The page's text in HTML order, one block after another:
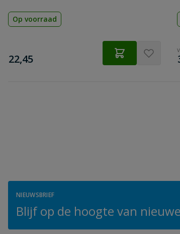
Op voorraad
€
22,45 €
NIEUWSBRIEF
Blijf op de hoogte van